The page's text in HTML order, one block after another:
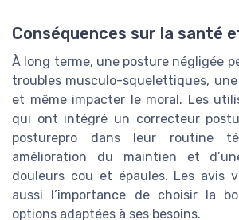
Conséquences sur la santé
À long terme, une posture négligée
troubles musculo-squelettiques,
et même impacter le moral. Les
qui ont intégré un correcteur
posturepro dans leur routine
amélioration du maintien et
douleurs cou et épaules. Les avis
aussi l’importance de choisir la
options adaptées à ses besoins.